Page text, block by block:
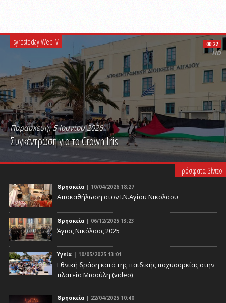
syrostoday WebTV
Παρασκευή, 5 Ιουνίου 2026
Συγκέντρωση για το Crown Iris
PLAY VIDEO
00:22
HD
Πρόσφατα βίντεο
Θρησκεία | 10/04/2026 18:27
Αποκαθήλωση στον Ι.Ν.Αγίου Νικολάου
Θρησκεία | 06/12/2025 13:23
Άγιος Νικόλαος 2025
Υγεία | 10/05/2025 13:01
Eθνική δράση κατά της παιδικής παχυσαρκίας στην
πλατεία Μιαούλη (video)
Θρησκεία | 22/04/2025 10:40